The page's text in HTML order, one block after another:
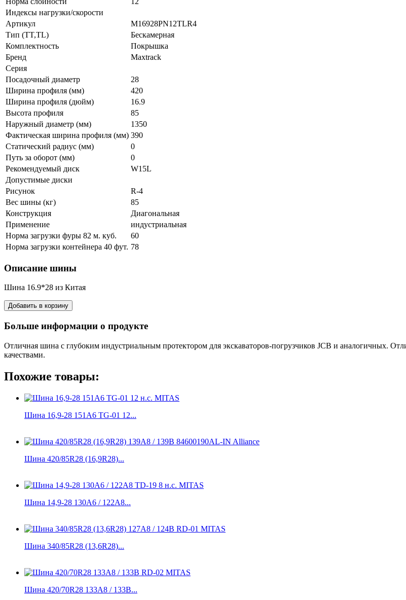
Индексы нагрузки/скорости
Артикул
M16928PN12TLR4
Тип (TT,TL)
Бескамерная
Комплектность
Покрышка
Бренд
Maxtrack
Серия
Посадочный диаметр
28
Ширина профиля (мм)
420
Ширина профиля (дюйм)
16.9
Высота профиля
85
Наружный диаметр (мм)
1350
Фактическая ширина профиля (мм) 390
Статический радиус (мм)
0
Путь за оборот (мм)
0
Рекомендуемый диск
W15L
Допустимые диски
Рисунок
R-4
Вес шины (кг)
85
Конструкция
Диагональная
Применение
индустриальная
Норма загрузки фуры 82 м. куб.
60
Норма загрузки контейнера 40 фут. 78
Описание шины
Шина 16.9*28 из Китая
Больше информации о продукте
Отличная шина с глубоким индустриальным протектором для экскаваторов-погрузчиков JCB и аналогичных.
качествами.
Похожие товары:
Шина 16,9-28 151A6 TG-01 12...
Шина 420/85R28 (16,9R28)...
Шина 14,9-28 130A6 / 122A8...
Шина 340/85R28 (13,6R28)...
Шина 420/70R28 133A8 / 133B...